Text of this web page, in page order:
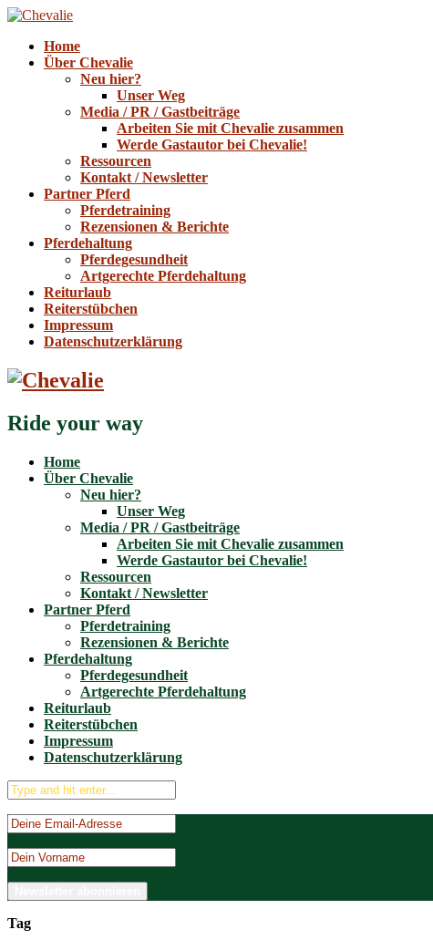
Home
Über Chevalie
Neu hier?
Unser Weg
Media / PR / Gastbeiträge
Arbeiten Sie mit Chevalie zusammen
Werde Gastautor bei Chevalie!
Ressourcen
Kontakt / Newsletter
Partner Pferd
Pferdetraining
Rezensionen & Berichte
Pferdehaltung
Pferdegesundheit
Artgerechte Pferdehaltung
Reiturlaub
Reiterstübchen
Impressum
Datenschutzerklärung
Ride your way
Home
Über Chevalie
Neu hier?
Unser Weg
Media / PR / Gastbeiträge
Arbeiten Sie mit Chevalie zusammen
Werde Gastautor bei Chevalie!
Ressourcen
Kontakt / Newsletter
Partner Pferd
Pferdetraining
Rezensionen & Berichte
Pferdehaltung
Pferdegesundheit
Artgerechte Pferdehaltung
Reiturlaub
Reiterstübchen
Impressum
Datenschutzerklärung
Tag